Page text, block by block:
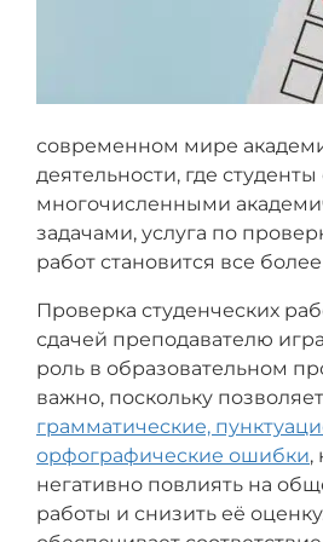
современном мире
деятельности, где
многочисленными
задачами, услуга по
работ становится все
Проверка студенческих
сдачей преподавателю
роль в образовательном
важно, поскольку
грамматические,
орфографические ошибки,
негативно повлиять на
работы и снизить её